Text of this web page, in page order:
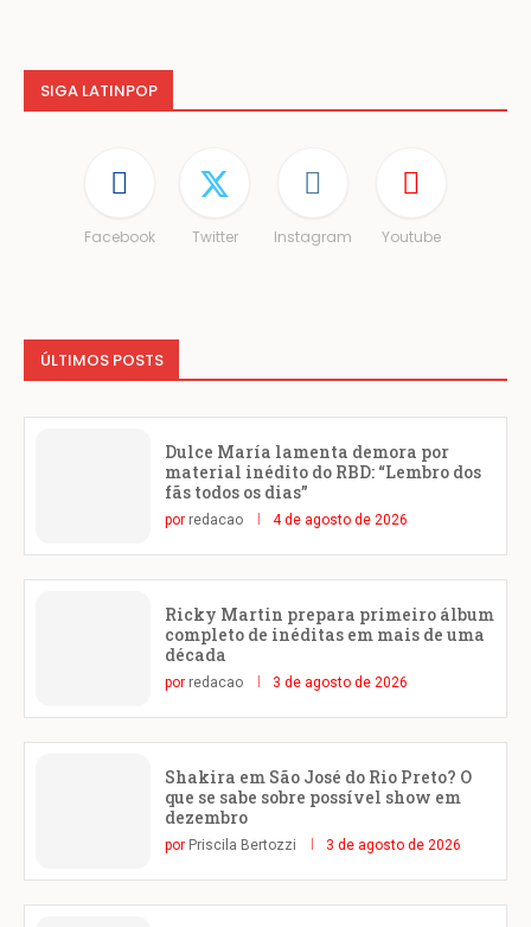
SIGA LATINPOP
Facebook Twitter Instagram Youtube
ÚLTIMOS POSTS
Dulce María lamenta demora por
material inédito do RBD: “Lembro dos
fãs todos os dias”
por redacao 4 de agosto de 2026
Ricky Martin prepara primeiro álbum
completo de inéditas em mais de uma
década
por redacao 3 de agosto de 2026
Shakira em São José do Rio Preto? O
que se sabe sobre possível show em
dezembro
por Priscila Bertozzi 3 de agosto de 2026